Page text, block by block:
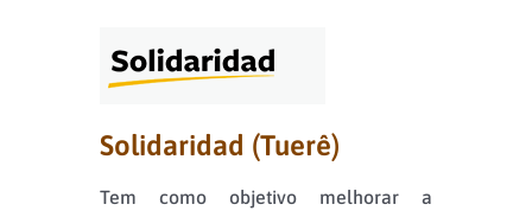
Solidaridad (Tuerê)
Tem como objetivo melhorar a